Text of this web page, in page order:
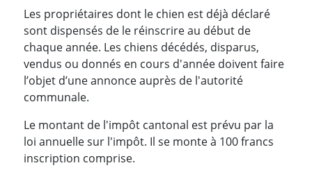
Les propriétaires dont le chien est déjà déclaré
sont dispensés de le réinscrire au début de
chaque année. Les chiens décédés, disparus,
vendus ou donnés en cours d'année doivent faire
l’objet d’une annonce auprès de l'autorité
communale.
Le montant de l'impôt cantonal est prévu par la
loi annuelle sur l'impôt. Il se monte à 100 francs
inscription comprise.